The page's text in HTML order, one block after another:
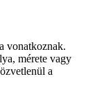
vonatkoznak.
mérete vagy
a